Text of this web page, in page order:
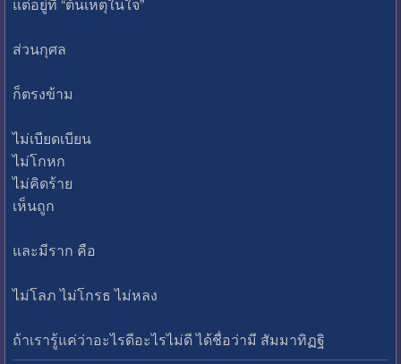
ส่วนกุศล
ก็ตรงข้าม
ไม่เบียดเบียน
ไม่โกหก
ไม่คิดร้าย
เห็นถูก
และมีราก คือ
ไม่โลภ ไม่โกรธ ไม่หลง
ถ้าเรารู้แค่ว่าอะไรดีอะไรไม่ดี ได้ชื่อว่ามี สัมมาทิฏฐิ